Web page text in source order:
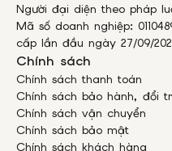
Người đại diện theo pháp
Mã số doanh nghiệp:
cấp lần đầu ngày 27/09/
Chính sách
Chính sách thanh toán
Chính sách bảo hành, đổi
Chính sách vận chuyển
Chính sách bảo mật
Chính sách khách hàng